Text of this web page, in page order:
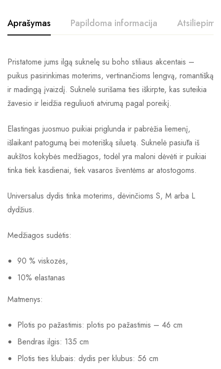
Aprašymas Papildoma informacija
Pristatome jums ilgą suknelę su boho stiliaus akcentais –
puikus pasirinkimas moterims, vertinančioms lengvą, romantišką
ir madingą įvaizdį. Suknelė surišama ties iškirpte, kas suteikia
žavesio ir leidžia reguliuoti atvirumą pagal poreikį.
Elastingas juosmuo puikiai priglunda ir pabrėžia liemenį,
išlaikant patogumą bei moterišką siluetą. Suknelė pasiūta iš
aukštos kokybės medžiagos, todėl yra maloni dėvėti ir puikiai
tinka tiek kasdienai, tiek vasaros šventėms ar atostogoms.
Universalus dydis tinka moterims, dėvinčioms S, M arba L
dydžius.
Medžiagos sudėtis:
90 % viskozės,
10% elastanas
Matmenys:
Plotis po pažastimis: plotis po pažastimis – 46 cm
Bendras ilgis: 135 cm
Plotis ties klubais: dydis per klubus: 56 cm